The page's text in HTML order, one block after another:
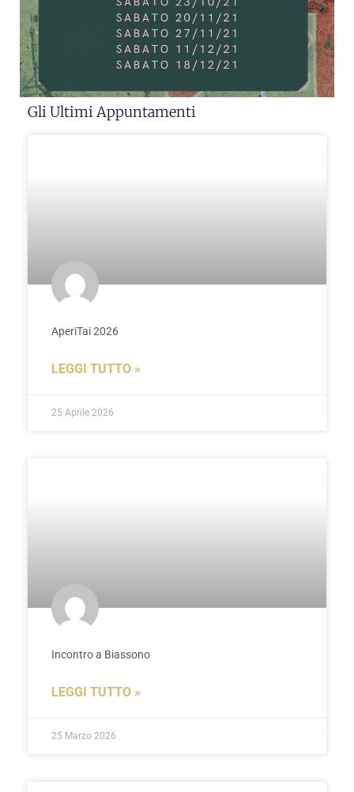
Gli Ultimi Appuntamenti
AperiTai 2026
LEGGI TUTTO »
25 Aprile 2026
Incontro a Biassono
LEGGI TUTTO »
25 Marzo 2026